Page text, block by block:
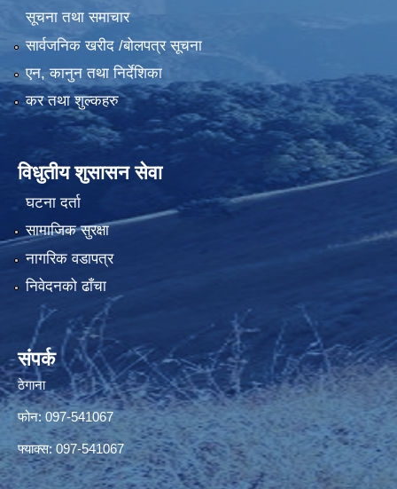
सूचना तथा समाचार
सार्वजनिक खरीद /बोलपत्र सूचना
एन, कानुन तथा निर्देशिका
कर तथा शुल्कहरु
विधुतीय शुसासन सेवा
घटना दर्ता
सामाजिक सुरक्षा
नागरिक वडापत्र
निवेदनको ढाँचा
संपर्क
ठेगाना
फोन: 097-541067
फ्याक्स: 097-541067